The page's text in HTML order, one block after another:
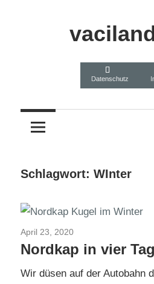
Datenschutz
Schlagwort: WInter
April 23, 2020
Nordkap in vier
Wir düsen auf der Autobahn